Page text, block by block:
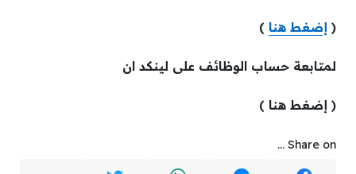
( إضغط هنا )
لمتابعة حساب الوظائف على لينكد ان
( إضغط هنا )
Share on ...